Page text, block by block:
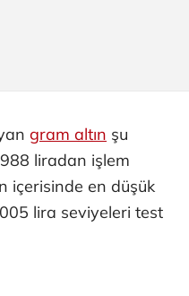
gram altın şu
liradan işlem
içerisinde en düşük
lira seviyeleri test